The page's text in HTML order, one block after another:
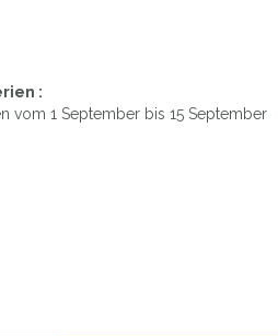
:
vom 1 September bis 15 September